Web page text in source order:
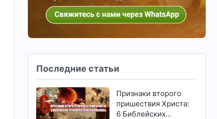
Последние статьи
Признаки второго
пришествия Христа:
6 Библейских